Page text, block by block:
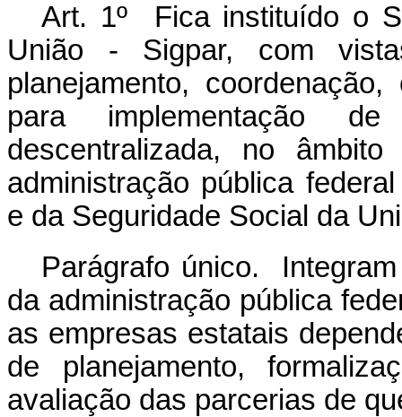
Art. 1º Fica instituído o
União - Sigpar, com
planejamento,
para implementação
descentralizada, no
administração pública
e da Seguridade Social da
Parágrafo único.
da administração pública
as empresas estatais
de planejamento,
avaliação das parcerias de